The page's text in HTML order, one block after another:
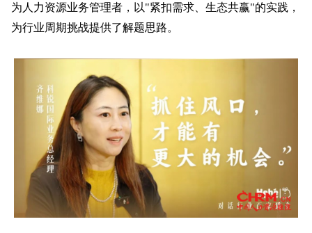
为人力资源业务管理者，以"紧扣需求、生态共赢"的实践，
为行业周期挑战提供了解题思路。